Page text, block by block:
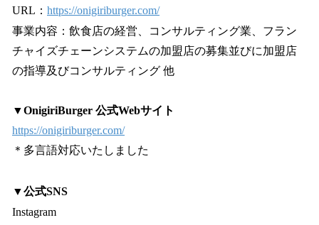
URL： https://onigiriburger.com/
事業内容：飲食店の経営、コンサルティング業、フラン
チャイズチェーンシステムの加盟店の募集並びに加盟店
の指導及びコンサルティング 他
▼OnigiriBurger 公式Webサイト
https://onigiriburger.com/
＊多言語対応いたしました
▼公式SNS
Instagram